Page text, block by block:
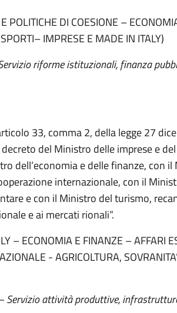
POLITICHE DI COESIONE –
IMPRESE E MADE IN ITALY)
riforme istituzionali, finanza
33, comma 2, della legge 27
del Ministro delle imprese e
dell’economia e delle finanze, con
internazionale, con il
e con il Ministro del turismo,
e ai mercati rionali”.
– ECONOMIA E FINANZE – AFFARI
- AGRICOLTURA,
attività produttive,